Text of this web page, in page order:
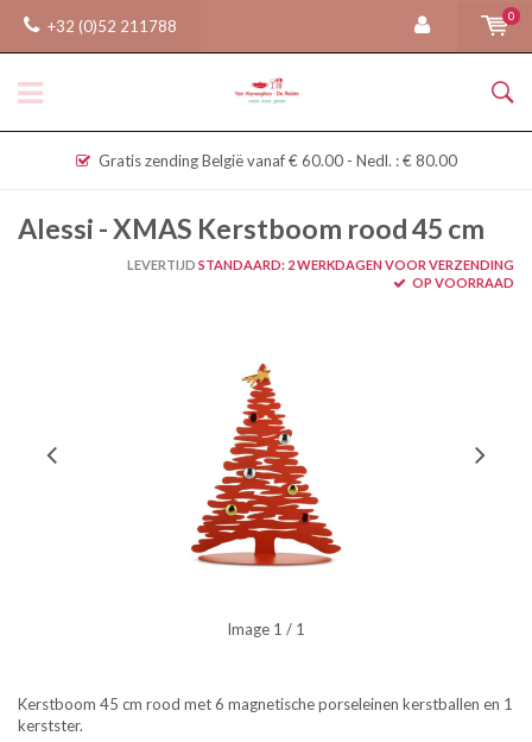
+32 (0)52 211788
0
Gratis zending België vanaf € 60.00 - Nedl. : € 80.00
Alessi - XMAS Kerstboom rood 45 cm
LEVERTIJD STANDAARD: 2 WERKDAGEN VOOR VERZENDING
OP VOORRAAD
Image 1 / 1
Kerstboom 45 cm rood met 6 magnetische porseleinen kerstballen en 1
kerstster.